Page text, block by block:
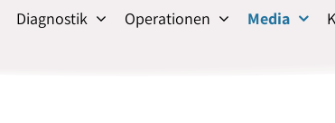
Diagnostik Operationen Media